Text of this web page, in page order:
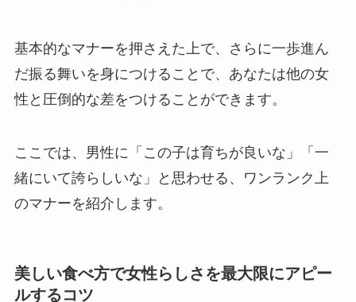
基本的なマナーを押さえた上で、さらに一歩進ん
だ振る舞いを身につけることで、あなたは他の女
性と圧倒的な差をつけることができます。
ここでは、男性に「この子は育ちが良いな」「一
緒にいて誇らしいな」と思わせる、ワンランク上
のマナーを紹介します。
美しい食べ方で女性らしさを最大限にアピー
ルするコツ